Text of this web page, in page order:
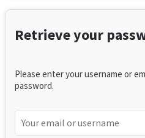
Retrieve your
Please enter your username or
password.